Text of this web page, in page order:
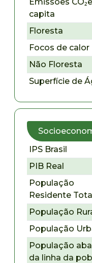
capita
Floresta
Focos de calor
Não Floresta
Superfície de
IPS Brasil
PIB Real
População
Residente
População
População
População
da linha da